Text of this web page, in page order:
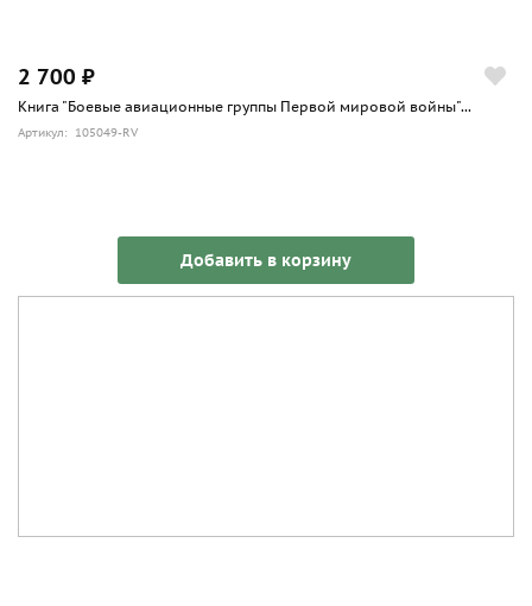
2 700 ₽
Книга "Боевые авиационные группы Первой мировой войны"...
Артикул: 105049-RV
Добавить в корзину